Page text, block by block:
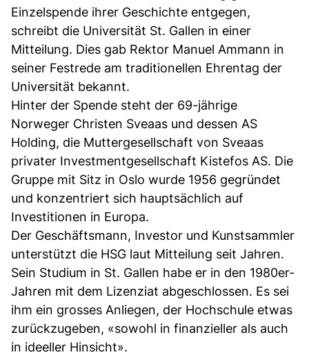
Einzelspende ihrer Geschichte entgegen,
schreibt die Universität St. Gallen in einer
Mitteilung. Dies gab Rektor Manuel Ammann in
seiner Festrede am traditionellen Ehrentag der
Universität bekannt.
Hinter der Spende steht der 69-jährige
Norweger Christen Sveaas und dessen AS
Holding, die Muttergesellschaft von Sveaas
privater Investmentgesellschaft Kistefos AS. Die
Gruppe mit Sitz in Oslo wurde 1956 gegründet
und konzentriert sich hauptsächlich auf
Investitionen in Europa.
Der Geschäftsmann, Investor und Kunstsammler
unterstützt die HSG laut Mitteilung seit Jahren.
Sein Studium in St. Gallen habe er in den 1980er-
Jahren mit dem Lizenziat abgeschlossen. Es sei
ihm ein grosses Anliegen, der Hochschule etwas
zurückzugeben, «sowohl in finanzieller als auch
in ideeller Hinsicht».